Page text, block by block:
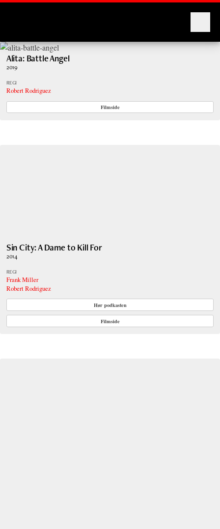
Alita: Battle Angel
2019
REGI
Robert Rodriguez
Filmside
Sin City: A Dame to Kill For
2014
REGI
Frank Miller
Robert Rodriguez
Hør podkasten
Filmside